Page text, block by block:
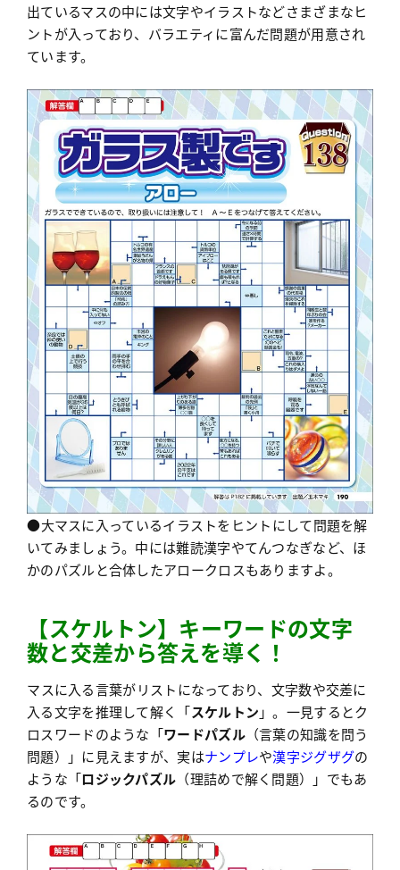
出ているマスの中には文字やイラストなどさまざまなヒ
ントが入っており、バラエティに富んだ問題が用意され
ています。
●大マスに入っているイラストをヒントにして問題を解
いてみましょう。中には難読漢字やてんつなぎなど、ほ
かのパズルと合体したアロークロスもありますよ。
【スケルトン】キーワードの文字
数と交差から答えを導く！
マスに入る言葉がリストになっており、文字数や交差に
入る文字を推理して解く「スケルトン 」。一見するとク
ロスワードのような「ワードパズル（言葉の知識を問う
問題）」に見えますが、実はナンプレや漢字ジグザグの
ような「ロジックパズル （理詰めで解く問題）」でもあ
るのです。